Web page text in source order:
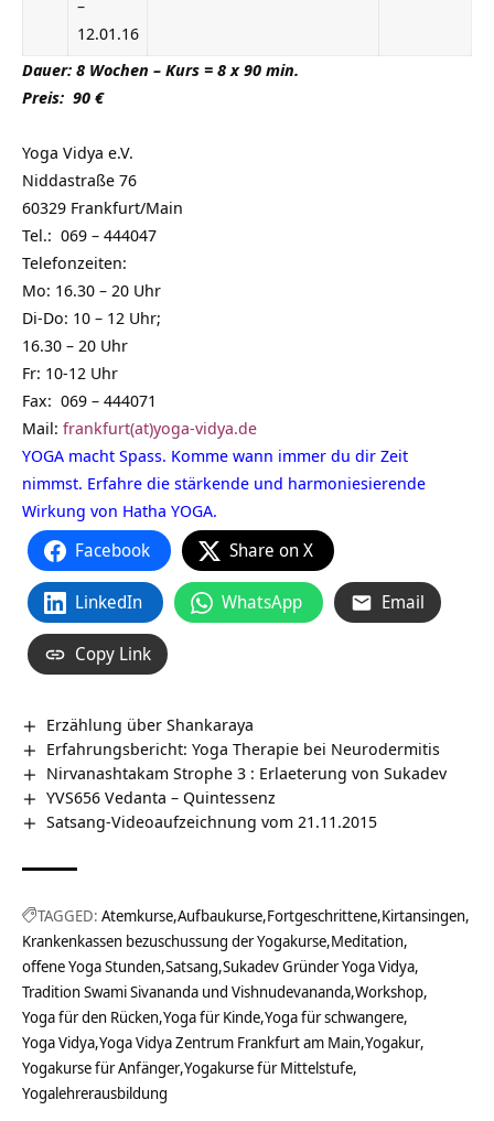
–
12.01.16
Dauer: 8 Wochen – Kurs = 8 x 90 min.
Preis: 90 €
Yoga Vidya e.V.
Niddastraße 76
60329 Frankfurt/Main
Tel.: 069 – 444047
Telefonzeiten:
Mo: 16.30 – 20 Uhr
Di-Do: 10 – 12 Uhr;
16.30 – 20 Uhr
Fr: 10-12 Uhr
Fax: 069 – 444071
Mail: frankfurt(at)yoga-vidya.de
YOGA macht Spass. Komme wann immer du dir Zeit
nimmst. Erfahre die stärkende und harmoniesierende
Wirkung von Hatha YOGA.
Facebook Share on X
LinkedIn WhatsApp Email
Copy Link
Erzählung über Shankaraya
Erfahrungsbericht: Yoga Therapie bei Neurodermitis
Nirvanashtakam Strophe 3 : Erlaeterung von Sukadev
YVS656 Vedanta – Quintessenz
Satsang-Videoaufzeichnung vom 21.11.2015
TAGGED: Atemkurse Aufbaukurse Fortgeschrittene Kirtansingen
Krankenkassen bezuschussung der Yogakurse Meditation
offene Yoga Stunden Satsang Sukadev Gründer Yoga Vidya
Tradition Swami Sivananda und Vishnudevananda Workshop
Yoga für den Rücken Yoga für Kinde Yoga für schwangere
Yoga Vidya Yoga Vidya Zentrum Frankfurt am Main Yogakur
Yogakurse für Anfänger Yogakurse für Mittelstufe
Yogalehrerausbildung